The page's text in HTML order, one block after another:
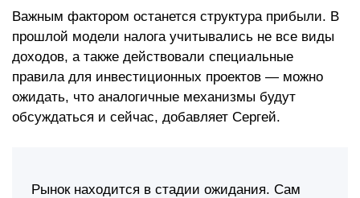
Важным фактором останется структура прибыли. В
прошлой модели налога учитывались не все виды
доходов, а также действовали специальные
правила для инвестиционных проектов — можно
ожидать, что аналогичные механизмы будут
обсуждаться и сейчас, добавляет Сергей.
Рынок находится в стадии ожидания. Сам